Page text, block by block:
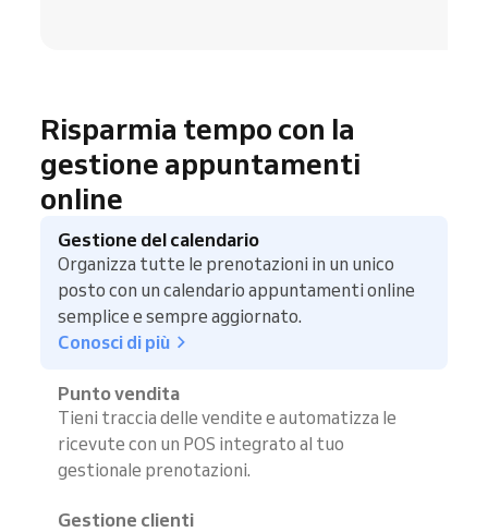
Risparmia tempo con la
gestione appuntamenti
online
Gestione del calendario
Organizza tutte le prenotazioni in un unico
posto con un calendario appuntamenti online
semplice e sempre aggiornato.
Conosci di più
Punto vendita
Tieni traccia delle vendite e automatizza le
ricevute con un POS integrato al tuo
gestionale prenotazioni.
Gestione clienti